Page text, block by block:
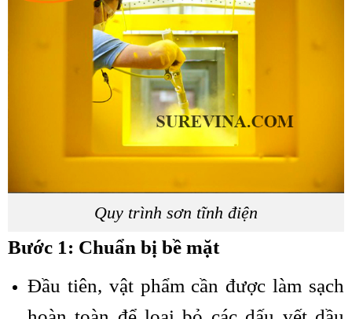
Quy trình sơn tĩnh điện
Bước 1: Chuẩn bị bề mặt
Đầu tiên, vật phẩm cần được làm sạch